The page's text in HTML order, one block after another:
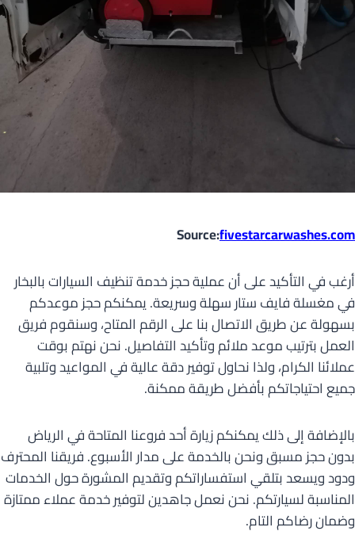
Source:fivestarcarwashes.com
أرغب في التأكيد على أن عملية حجز خدمة تنظيف السيارات بالبخار
في مغسلة فايف ستار سهلة وسريعة. يمكنكم حجز موعدكم
بسهولة عن طريق الاتصال بنا على الرقم المتاح، وسنقوم فريق
العمل بترتيب موعد ملائم وتأكيد التفاصيل. نحن نهتم بوقت
عملائنا الكرام، ولذا نحاول توفير دقة عالية في المواعيد وتلبية
جميع احتياجاتكم بأفضل طريقة ممكنة.
بالإضافة إلى ذلك يمكنكم زيارة أحد فروعنا المتاحة في الرياض
بدون حجز مسبق ونحن بالخدمة على مدار الأسبوع. فريقنا المحترف
ودود ويسعد بتلقي استفساراتكم وتقديم المشورة حول الخدمات
المناسبة لسيارتكم. نحن نعمل جاهدين لتوفير خدمة عملاء ممتازة
وضمان رضاكم التام.